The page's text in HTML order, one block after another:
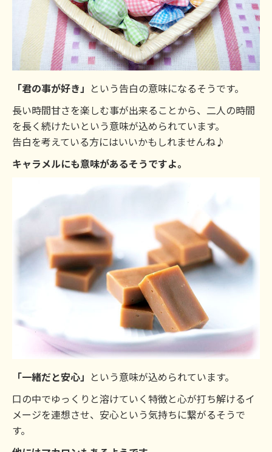
「君の事が好き」 という告白の意味になるそうです。
長い時間甘さを楽しむ事が出来ることから、二人の時間
を長く続けたいという意味が込められています。
告白を考えている方にはいいかもしれませんね♪
キャラメルにも意味があるそうですよ。
「一緒だと安心」 という意味が込められています。
口の中でゆっくりと溶けていく特徴と心が打ち解けるイ
メージを連想させ、安心という気持ちに繋がるそうで
す。